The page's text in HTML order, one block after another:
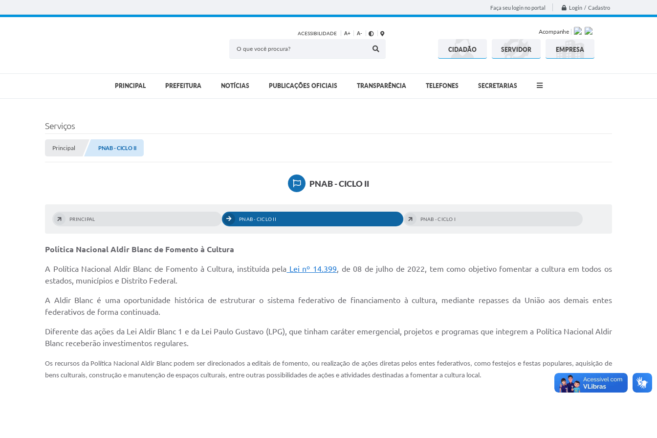
Faça seu login no portal Login / Cadastro
ACESSIBILIDADE A+ A- Acompanhe
CIDADÃO SERVIDOR EMPRESA
PRINCIPAL PREFEITURA NOTÍCIAS PUBLICAÇÕES OFICIAIS TRANSPARÊNCIA TELEFONES SECRETARIAS
Serviços
Principal PNAB - CICLO II
PNAB - CICLO II
PRINCIPAL PNAB - CICLO II PNAB - CICLO I
Política Nacional Aldir Blanc de Fomento à Cultura
A Política Nacional Aldir Blanc de Fomento à Cultura, instituída pela Lei nº 14.399, de 08 de julho de 2022, tem como objetivo fomentar a cultura em todos os
estados, municípios e Distrito Federal.
A Aldir Blanc é uma oportunidade histórica de estruturar o sistema federativo de financiamento à cultura, mediante repasses da União aos demais entes
federativos de forma continuada.
Diferente das ações da Lei Aldir Blanc 1 e da Lei Paulo Gustavo (LPG), que tinham caráter emergencial, projetos e programas que integrem a Política Nacional Aldir
Blanc receberão investimentos regulares.
Os recursos da Política Nacional Aldir Blanc podem ser direcionados a editais de fomento, ou realização de ações diretas pelos entes federativos, como festejos e festas populares, aquisição de
bens culturais, construção e manutenção de espaços culturais, entre outras possibilidades de ações e atividades destinadas a fomentar a cultura local.